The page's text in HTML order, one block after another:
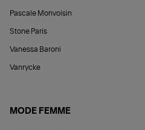
Pascale Monvoisin
Stone Paris
Vanessa Baroni
Vanrycke
MODE FEMME